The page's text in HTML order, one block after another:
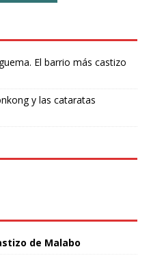
El barrio más castizo
y las cataratas
de Malabo